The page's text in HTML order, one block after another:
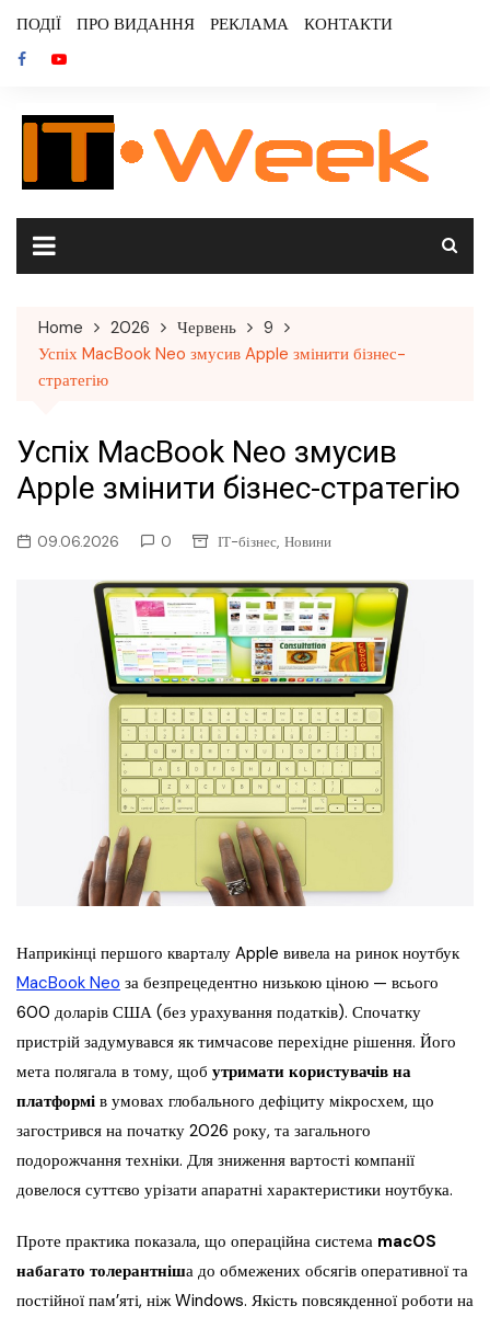
content
ПОДІЇ ПРО ВИДАННЯ РЕКЛАМА КОНТАКТИ
Home 2026 Червень
9
Успіх MacBook Neo змусив Apple змінити бізнес-
стратегію
Успіх MacBook Neo змусив
Apple змінити бізнес-стратегію
09.06.2026 0 ІТ-бізнес, Новини
Наприкінці першого кварталу Apple вивела на ринок ноутбук
MacBook Neo за безпрецедентно низькою ціною — всього
600 доларів США (без урахування податків). Спочатку
пристрій задумувався як тимчасове перехідне рішення. Його
мета полягала в тому, щоб утримати користувачів на
платформі в умовах глобального дефіциту мікросхем, що
загострився на початку 2026 року, та загального
подорожчання техніки. Для зниження вартості компанії
довелося суттєво урізати апаратні характеристики ноутбука.
Проте практика показала, що операційна система macOS
набагато толерантніша до обмежених обсягів оперативної та
постійної пам’яті, ніж Windows. Якість повсякденної роботи на